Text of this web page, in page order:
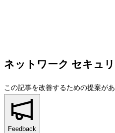
ネットワーク セキュ
この記事を改善するための提案があ
Feedback